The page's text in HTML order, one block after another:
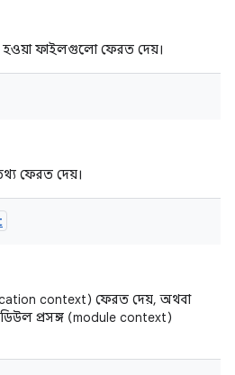
হওয়া ফাইলগুলো ফেরত দেয়।
ফেরত দেয়।
context) ফেরত দেয়, অথবা
প্রসঙ্গ (module context)